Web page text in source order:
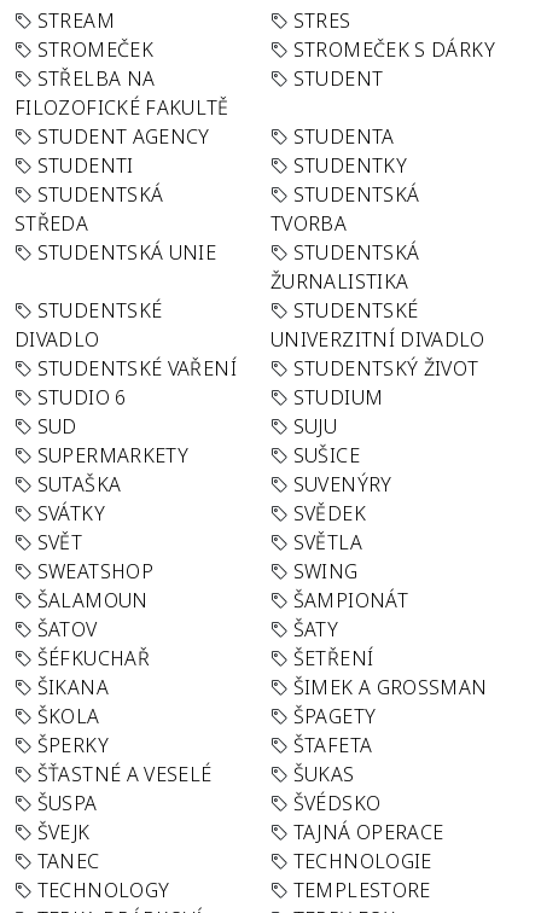
STREAM
STRES
STROMEČEK
STROMEČEK S DÁRKY
STŘELBA NA
FILOZOFICKÉ FAKULTĚ
STUDENT
STUDENT AGENCY
STUDENTA
STUDENTI
STUDENTKY
STUDENTSKÁ
STŘEDA
STUDENTSKÁ
TVORBA
STUDENTSKÁ UNIE
STUDENTSKÁ
ŽURNALISTIKA
STUDENTSKÉ
DIVADLO
STUDENTSKÉ
UNIVERZITNÍ DIVADLO
STUDENTSKÉ VAŘENÍ
STUDENTSKÝ ŽIVOT
STUDIO 6
STUDIUM
SUD
SUJU
SUPERMARKETY
SUŠICE
SUTAŠKA
SUVENÝRY
SVÁTKY
SVĚDEK
SVĚT
SVĚTLA
SWEATSHOP
SWING
ŠALAMOUN
ŠAMPIONÁT
ŠATOV
ŠATY
ŠÉFKUCHAŘ
ŠETŘENÍ
ŠIKANA
ŠIMEK A GROSSMAN
ŠKOLA
ŠPAGETY
ŠPERKY
ŠTAFETA
ŠŤASTNÉ A VESELÉ
ŠUKAS
ŠUSPA
ŠVÉDSKO
ŠVEJK
TAJNÁ OPERACE
TANEC
TECHNOLOGIE
TECHNOLOGY
TEMPLESTORE